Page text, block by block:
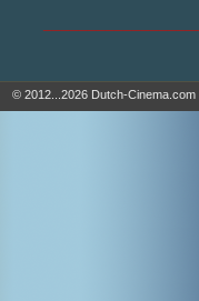
© 2012...2026 Dutch-Cinema.com